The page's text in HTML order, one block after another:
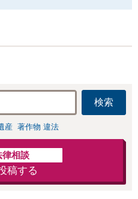
検索
産 著作物 違法
律相談
稿する